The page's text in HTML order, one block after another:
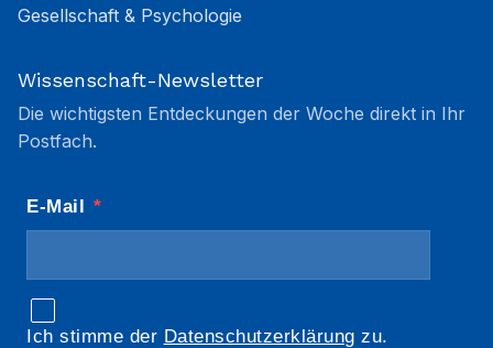
Gesellschaft & Psychologie
Wissenschaft-Newsletter
Die wichtigsten Entdeckungen der Woche direkt in Ihr
Postfach.